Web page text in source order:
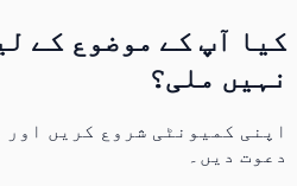
کیا آپ کے موضوع کے
نہیں ملی؟
اپنی کمیونٹی شروع کریں اور
دعوت دیں۔